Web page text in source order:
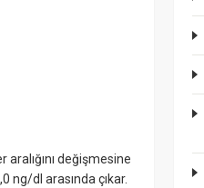
değişmesine
ng/dl arasında çıkar.